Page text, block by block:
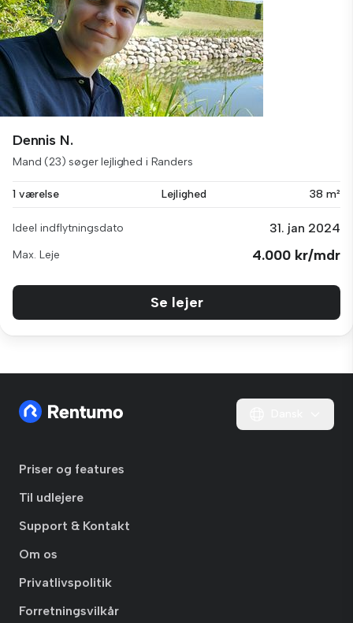
Dennis N.
Mand (23) søger lejlighed i Randers
1 værelse Lejlighed 38 m²
Ideel indflytningsdato 31. jan 2024
Max. Leje 4.000 kr/mdr
Se lejer
Priser og features
Til udlejere
Support & Kontakt
Om os
Privatlivspolitik
Forretningsvilkår